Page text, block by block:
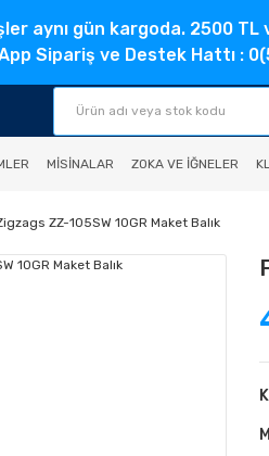
aynı gün kargoda. 2500
Sipariş ve Destek Hattı :
MISINALAR ZOKA VE İĞNELER
ZZ-105SW 10GR Maket Balık